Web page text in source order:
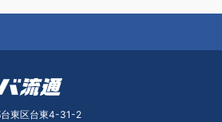
東区台東4-31-2